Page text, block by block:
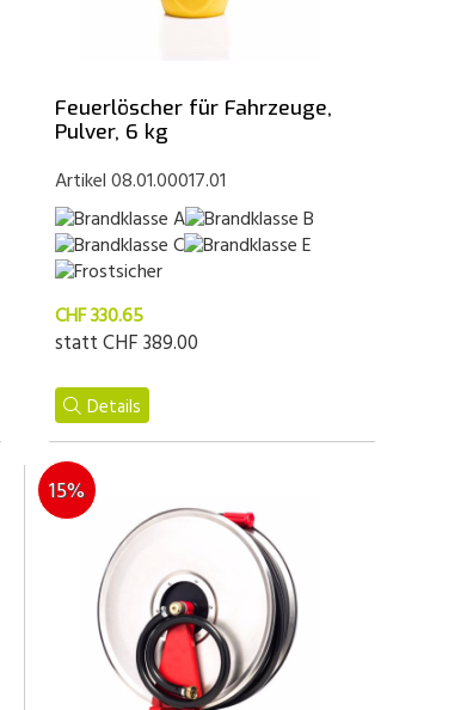
Feuerlöscher für Fahrzeuge,
Pulver, 6 kg
Artikel 08.01.00017.01
CHF 330.65
stattCHF 389.00
Details
15%